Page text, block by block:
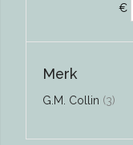
€
Merk
G.M. Collin 3